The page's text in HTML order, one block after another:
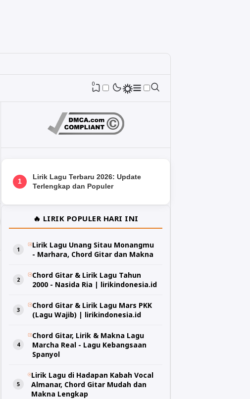
0
1
Lirik Lagu Terbaru 2026: Update
Terlengkap dan Populer
🔥 LIRIK POPULER HARI INI
Lirik Lagu Unang Sitau Monangmu
- Marhara, Chord Gitar dan Makna
Chord Gitar & Lirik Lagu Tahun
2000 - Nasida Ria | lirikindonesia.id
Chord Gitar & Lirik Lagu Mars PKK
(Lagu Wajib) | lirikindonesia.id
Chord Gitar, Lirik & Makna Lagu
Marcha Real - Lagu Kebangsaan
Spanyol
Lirik Lagu di Hadapan Kabah Vocal
Almanar, Chord Gitar Mudah dan
Makna Lengkap